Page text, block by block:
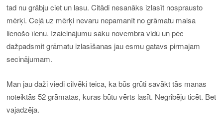
tad nu grābju ciet un lasu. Citādi nesanāks izlasīt nosprausto
mērķi. Ceļā uz mērķi nevaru nepamanīt no grāmatu maisa
lienošo īlenu. Izaicinājumu sāku novembra vidū un pēc
dažpadsmit grāmatu izlasīšanas jau esmu gatavs pirmajam
secinājumam.
Man jau daži viedi cilvēki teica, ka būs grūti savākt tās manas
noteiktās 52 grāmatas, kuras būtu vērts lasīt. Negribēju ticēt. Bet
vajadzēja.